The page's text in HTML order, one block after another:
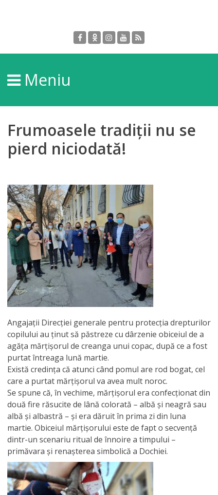
DGPDC
Informații
despre
Subdiviziuni/Servicii
Strategia
Orarul
audienței
Managementul
instituției
Planuri
de
activitate
Parteneriate
Proiecte
Rapoarte
de
activitate
Transparență
Meniu
Frumoasele tradiții nu se
pierd niciodată!
Angajații Direcției generale pentru protecția drepturilor
copilului au ținut să păstreze cu dârzenie obiceiul de a
agăța mărțișorul de creanga unui copac, după ce a fost
purtat întreaga lună martie.
Există credinţa că atunci când pomul are rod bogat, cel
care a purtat mărţişorul va avea mult noroc.
Se spune că, în vechime, mărţişorul era confecţionat din
două fire răsucite de lână colorată – albă şi neagră sau
albă şi albastră – şi era dăruit în prima zi din luna
martie. Obiceiul mărţişorului este de fapt o secvenţă
dintr-un scenariu ritual de înnoire a timpului –
primăvara şi renaşterea simbolică a Dochiei.